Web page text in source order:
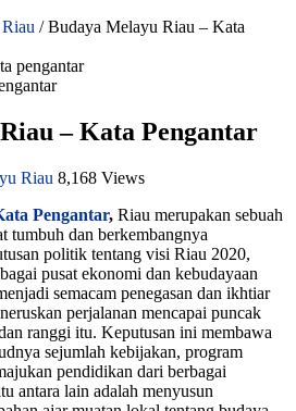
/ Budaya Melayu Riau – Kata
– Kata Pengantar
Riau 8,168 Views
Pengantar, Riau merupakan sebuah
tumbuh dan berkembangnya
politik tentang visi Riau 2020,
pusat ekonomi dan kebudayaan
semacam penegasan dan ikhtiar
perjalanan mencapai puncak
ranggi itu. Keputusan ini membawa
sejumlah kebijakan, program
pendidikan dari berbagai
antara lain adalah menyusun